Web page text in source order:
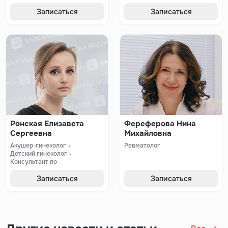
Записаться Записаться
Ронская Елизавета
Сергеевна
Акушер-гинеколог
Детский гинеколог
Консультант по
ОнкогинекологЗаписаться
Фереферова Нина
Михайловна
Ревматолог
Записаться